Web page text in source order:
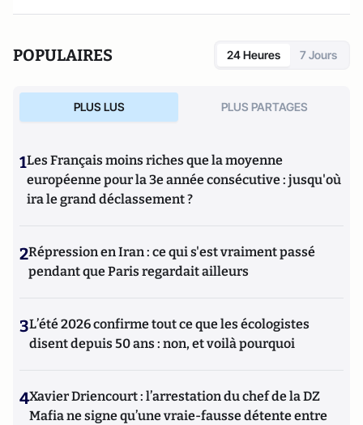
POPULAIRES 24 Heures 7 Jours
PLUS LUS PLUS PARTAGES
1Les Français moins riches que la moyenne
européenne pour la 3e année consécutive : jusqu'où
ira le grand déclassement ?
2Répression en Iran : ce qui s'est vraiment passé
pendant que Paris regardait ailleurs
3L’été 2026 confirme tout ce que les écologistes
disent depuis 50 ans : non, et voilà pourquoi
4Xavier Driencourt : l’arrestation du chef de la DZ
Mafia ne signe qu’une vraie-fausse détente entre